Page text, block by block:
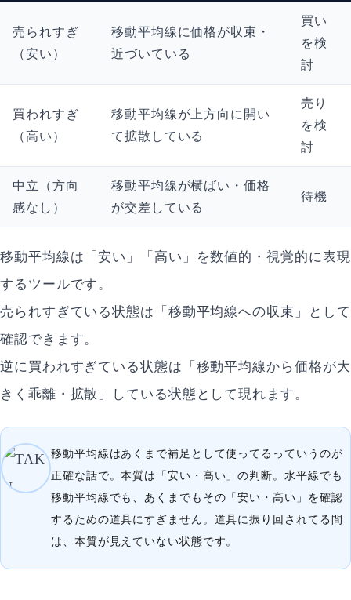
売られすぎ
（安い）
移動平均線に価格が収束・
近づいている
買い
を検
討
買われすぎ
（高い）
移動平均線が上方向に開い
て拡散している
売り
を検
討
中立（方向
感なし）
移動平均線が横ばい・価格
が交差している
待機
移動平均線は「安い」「高い」を数値的・視覚的に表現
するツールです。
売られすぎている状態は「移動平均線への収束」として
確認できます。
逆に買われすぎている状態は「移動平均線から価格が大
きく乖離・拡散」している状態として現れます。
移動平均線はあくまで補足として使ってるっていうのが
正確な話で。本質は「安い・高い」の判断。水平線でも
移動平均線でも、あくまでもその「安い・高い」を確認
するための道具にすぎません。道具に振り回されてる間
は、本質が見えていない状態です。